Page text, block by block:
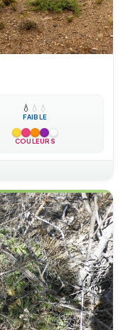
💧 💧 💧
FAIBLE
COULEURS